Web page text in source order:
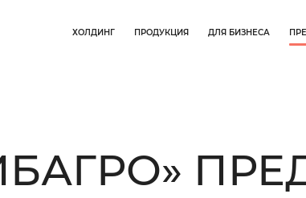
ХОЛДИНГ ПРОДУКЦИЯ ДЛЯ БИЗНЕСА